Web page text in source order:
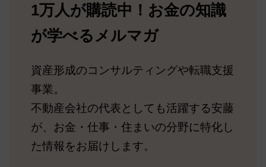
1万人が購読中！お金の知識
が学べるメルマガ
資産形成のコンサルティングや転職支援
事業。
不動産会社の代表としても活躍する安藤
が、お金・仕事・住まいの分野に特化し
た情報をお届けします。